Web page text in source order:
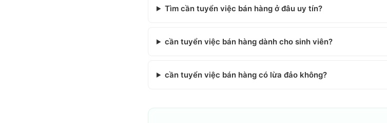
Tìm cần tuyển việc bán hàng ở đâu uy tín?
cần tuyển việc bán hàng dành cho sinh viên?
cần tuyển việc bán hàng có lừa đảo không?